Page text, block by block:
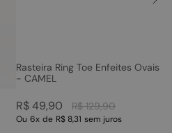
Rasteira Ring Toe Enfeites Ovais
- CAMEL
R$ 129,90
R$49,90
Ou 6x de R$ 8,31 sem juros